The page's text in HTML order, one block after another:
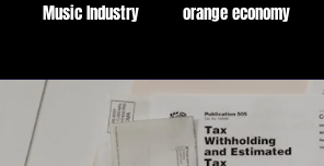
Music Industry orange economy